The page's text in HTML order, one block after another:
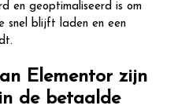
en geoptimaliseerd is om
snel blijft laden en een
Elementor zijn
de betaalde